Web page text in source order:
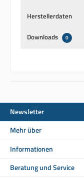
Herstellerdaten
Downloads 0
Newsletter
Mehr über
Informationen
Beratung und Service